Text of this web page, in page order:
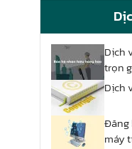
Dịch
trọn
Dịch
Đăng
máy